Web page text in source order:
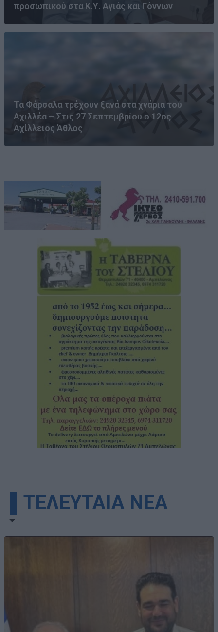
προσωπικού στα Κ.Υ. Αγιάς και Γόννων
Τα Φάρσαλα τρέχουν ξανά στα χνάρια του
Αχιλλέα – Στις 27 Σεπτεμβρίου ο 12ος
Αχίλλειος Άθλος
▌ΤΕΛΕΥΤΑΙΑ ΝΕΑ